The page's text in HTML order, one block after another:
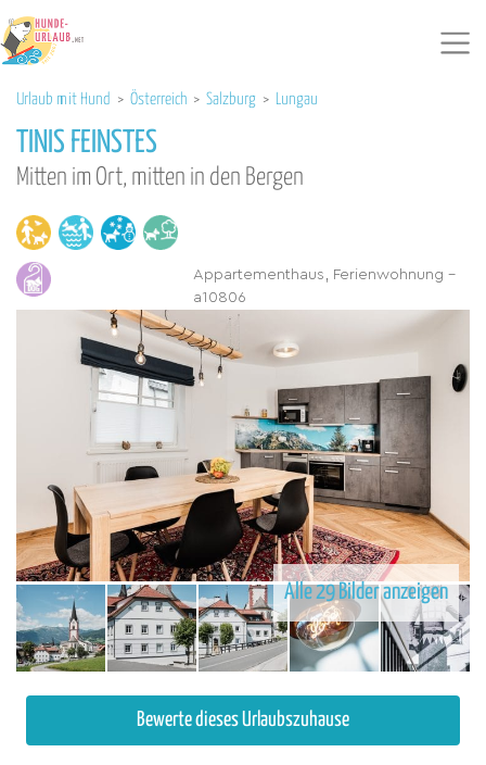
Urlaub mit Hund > Österreich > Salzburg > Lungau
TINIS FEINSTES
Mitten im Ort, mitten in den Bergen
Appartementhaus, Ferienwohnung -
a10806
Alle 29 Bilder anzeigen
Bewerte dieses Urlaubszuhause